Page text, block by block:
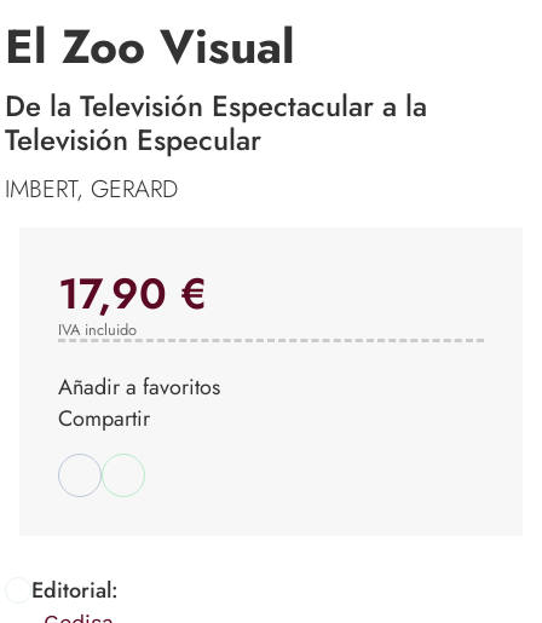
El Zoo Visual
De la Televisión Espectacular a la
Televisión Especular
IMBERT, GERARD
Editorial:
17,90 €
IVA incluido
Añadir a favoritos
Compartir